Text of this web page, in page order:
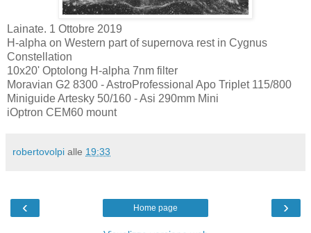
Lainate. 1 Ottobre 2019
H-alpha on Western part of supernova rest in Cygnus
Constellation
10x20' Optolong H-alpha 7nm filter
Moravian G2 8300 - AstroProfessional Apo Triplet 115/800
Miniguide Artesky 50/160 - Asi 290mm Mini
iOptron CEM60 mount
robertovolpi alle 19:33
‹ ›
Home page